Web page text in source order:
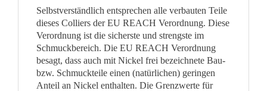
Selbstverständlich entsprechen alle verbauten Teile
dieses Colliers der EU REACH Verordnung. Diese
Verordnung ist die sicherste und strengste im
Schmuckbereich. Die EU REACH Verordnung
besagt, dass auch mit Nickel frei bezeichnete Bau-
bzw. Schmuckteile einen (natürlichen) geringen
Anteil an Nickel enthalten. Die Grenzwerte für